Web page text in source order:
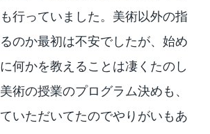
行っていました。美術以外の指
のか最初は不安でしたが、始め
何かを教えることは凄くたのし
術の授業のプログラム決めも、
いただいてたのでやりがいもあ